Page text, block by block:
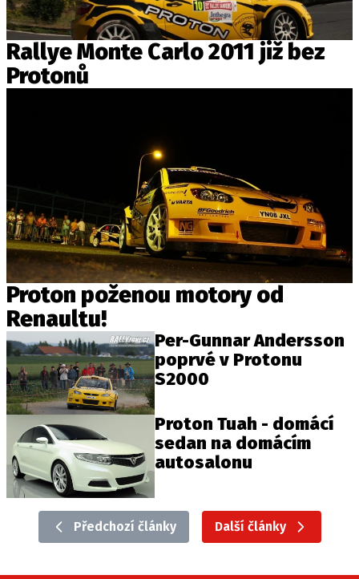
Rallye Monte Carlo 2011 již bez
Protonů
Proton poženou motory od
Renaultu!
Per-Gunnar Andersson
poprvé v Protonu
S2000
Proton Tuah - domácí
sedan na domácím
autosalonu
Předchozí články Další články